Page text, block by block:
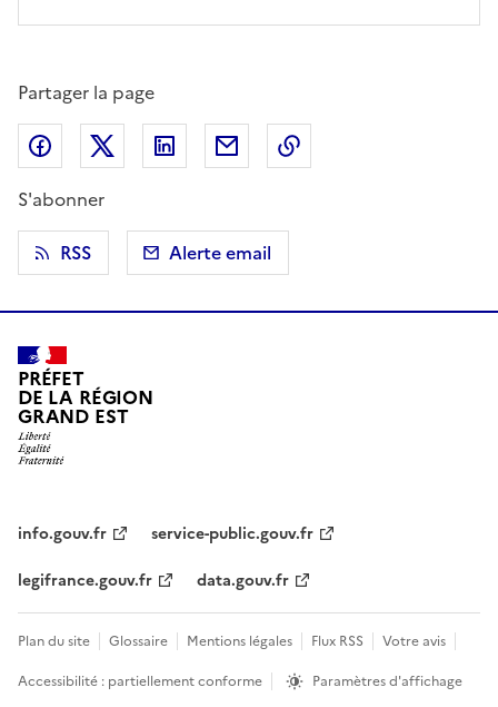
Partager la page
Partager sur Facebook
Partager sur X (anciennement Twitter)
Partager sur LinkedIn
Partager par email
S'abonner
RSS
Alerte email
PRÉFET
DE LA RÉGION
GRAND EST
info.gouv.fr
service-public.gouv.fr
legifrance.gouv.fr
data.gouv.fr
Plan du site Glossaire Mentions légales Flux RSS
Votre avis
Accessibilité : partiellement conforme
Paramètres d'affichage